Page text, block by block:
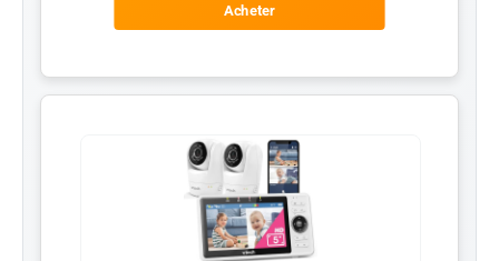
Acheter